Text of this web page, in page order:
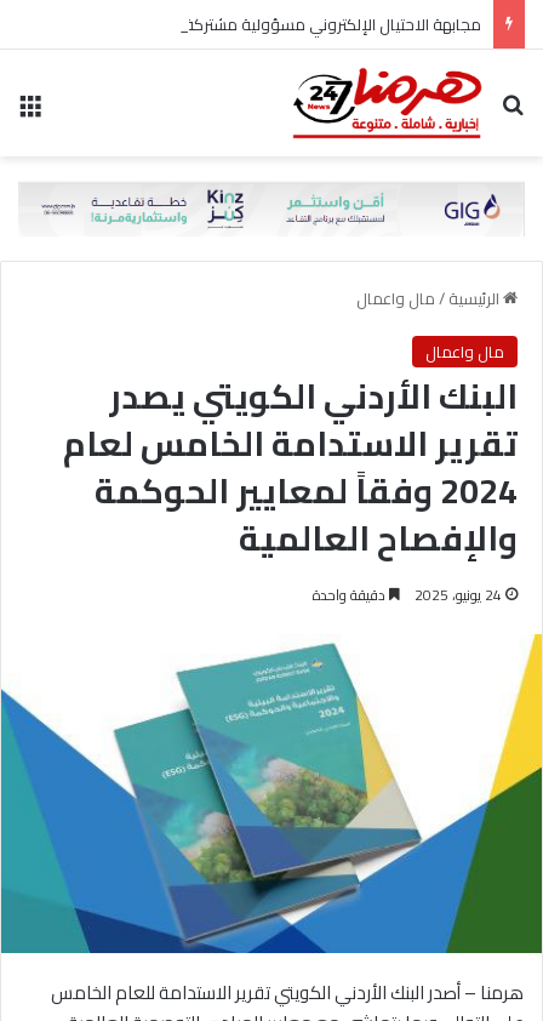
مجابهة الاحتيال الإلكتروني مسؤولية مشتركة
بحث عن
الرئيسية/مال واعمال
مال واعمال
البنك الأردني الكويتي يصدر
تقرير الاستدامة الخامس لعام
2024 وفقاً لمعايير الحوكمة
والإفصاح العالمية
24 يونيو، 2025 دقيقة واحدة
هرمنا – أصدر البنك الأردني الكويتي تقرير الاستدامة للعام الخامس